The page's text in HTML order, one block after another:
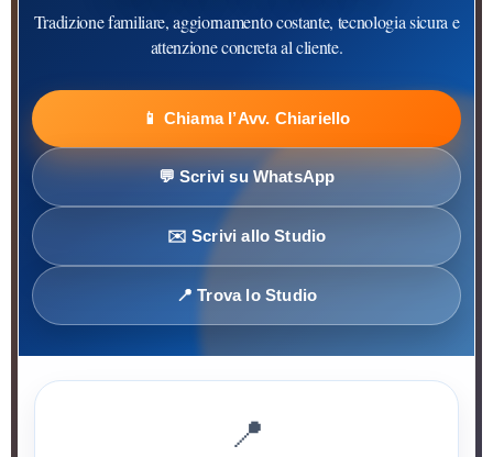
Tradizione familiare, aggiornamento costante, tecnologia sicura e
attenzione concreta al cliente.
📱 Chiama l’Avv. Chiariello
💬 Scrivi su WhatsApp
✉️ Scrivi allo Studio
📍 Trova lo Studio
📍